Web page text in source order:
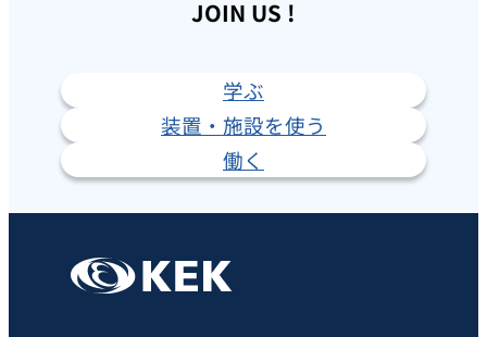
JOIN US !
学ぶ
装置・施設を使う
働く